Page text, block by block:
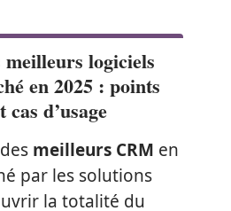
meilleurs logiciels
en 2025 : points
d’usage
meilleurs CRM en
par les solutions
la totalité du